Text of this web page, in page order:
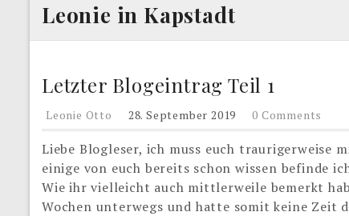
Leonie in Kapstadt
Letzter Blogeintrag Teil 1
Leonie Otto 28. September 2019 0 Comments
Liebe Blogleser, ich muss euch traurigerweise
einige von euch bereits schon wissen befinde
Wie ihr vielleicht auch mittlerweile bemerkt
Wochen unterwegs und hatte somit keine Zeit